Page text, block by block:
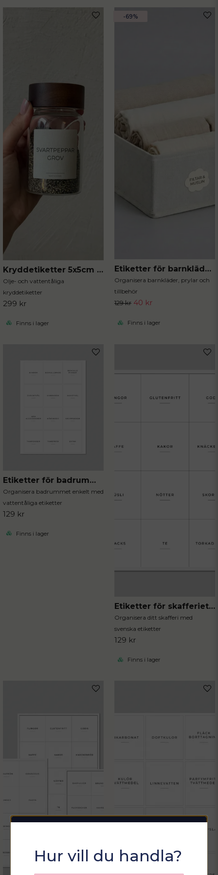
Kryddetiketter 5x5cm 80st
Olje- och vattentåliga
kryddetiketter
299 kr
Finns i lager
Etiketter för barnkläder 20st
Organisera barnkläder, prylar och
tillbehör
129 kr 40 kr
Finns i lager
-69%
Etiketter för badrummet 12st
Organisera badrummet enkelt med
vattentåliga etiketter
129 kr
Finns i lager
Etiketter för skafferiet 12st
Organisera ditt skafferi med
svenska etiketter
129 kr
Finns i lager
Sommarfixa med
Sortix! 15% rabatt
Hur vill du handla?